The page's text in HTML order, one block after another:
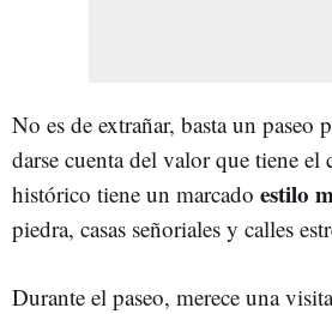
No es de extrañar, basta un
darse cuenta del valor que tiene el
histórico tiene un marcado estilo
piedra, casas señoriales y calles
Durante el paseo, merece una